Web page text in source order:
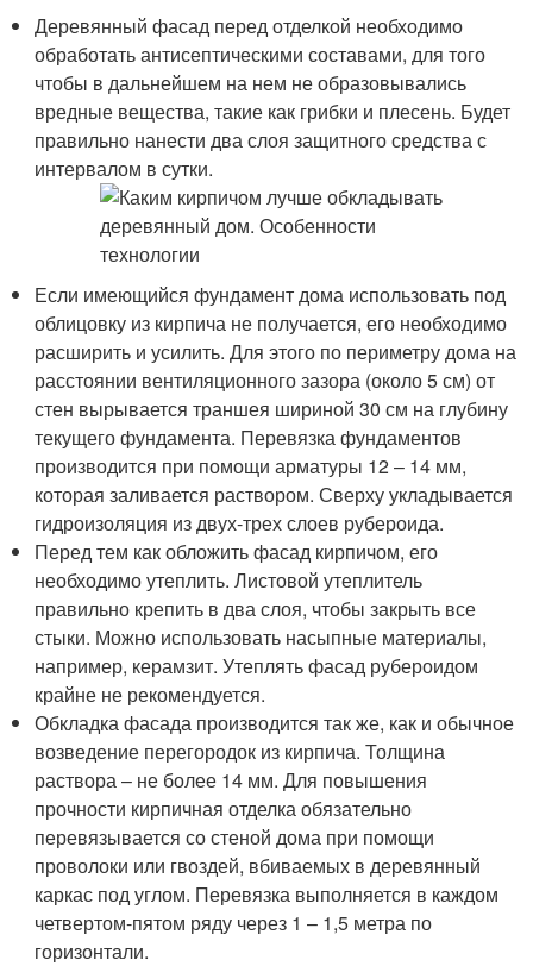
Деревянный фасад перед отделкой необходимо
обработать антисептическими составами, для того
чтобы в дальнейшем на нем не образовывались
вредные вещества, такие как грибки и плесень. Будет
правильно нанести два слоя защитного средства с
интервалом в сутки.
Если имеющийся фундамент дома использовать под
облицовку из кирпича не получается, его необходимо
расширить и усилить. Для этого по периметру дома на
расстоянии вентиляционного зазора (около 5 см) от
стен вырывается траншея шириной 30 см на глубину
текущего фундамента. Перевязка фундаментов
производится при помощи арматуры 12 – 14 мм,
которая заливается раствором. Сверху укладывается
гидроизоляция из двух-трех слоев рубероида.
Перед тем как обложить фасад кирпичом, его
необходимо утеплить. Листовой утеплитель
правильно крепить в два слоя, чтобы закрыть все
стыки. Можно использовать насыпные материалы,
например, керамзит. Утеплять фасад рубероидом
крайне не рекомендуется.
Обкладка фасада производится так же, как и обычное
возведение перегородок из кирпича. Толщина
раствора – не более 14 мм. Для повышения
прочности кирпичная отделка обязательно
перевязывается со стеной дома при помощи
проволоки или гвоздей, вбиваемых в деревянный
каркас под углом. Перевязка выполняется в каждом
четвертом-пятом ряду через 1 – 1,5 метра по
горизонтали.